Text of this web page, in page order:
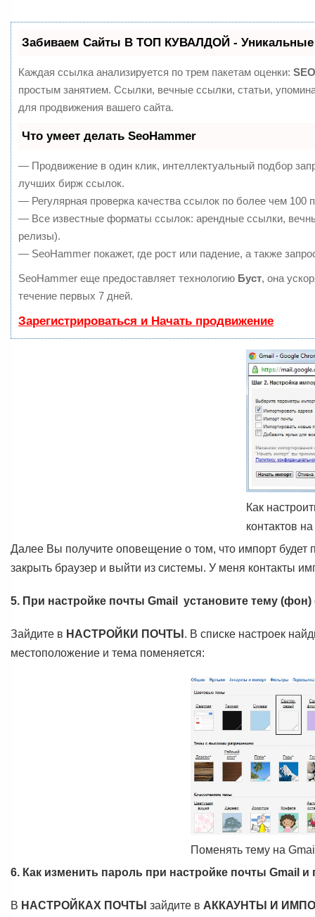
Забиваем Сайты В ТОП КУВАЛДОЙ - Уникальные
Каждая ссылка анализируется по трем пакетам оценки:
простым занятием. Ссылки, вечные ссылки, статьи,
для продвижения вашего сайта.
Что умеет делать SeoHammer
— Продвижение в один клик, интеллектуальный подбор
лучших бирж ссылок.
— Регулярная проверка качества ссылок по более чем 100
— Все известные форматы ссылок: арендные ссылки,
релизы).
— SeoHammer покажет, где рост или падение, а также
SeoHammer еще предоставляет технологию Буст, она
течение первых 7 дней.
Зарегистрироваться и Начать продвижение
Как
контактов
Далее Вы получите оповещение о том, что импорт будет
закрыть браузер и выйти из системы. У меня контакты
5. При настройке почты Gmail установите тему
Зайдите в НАСТРОЙКИ ПОЧТЫ . В списке настроек
местоположение и тема поменяется:
Поменять тему на
6. Как изменить пароль при настройке почты Gmail
В НАСТРОЙКАХ ПОЧТЫ зайдите в АККАУНТЫ И